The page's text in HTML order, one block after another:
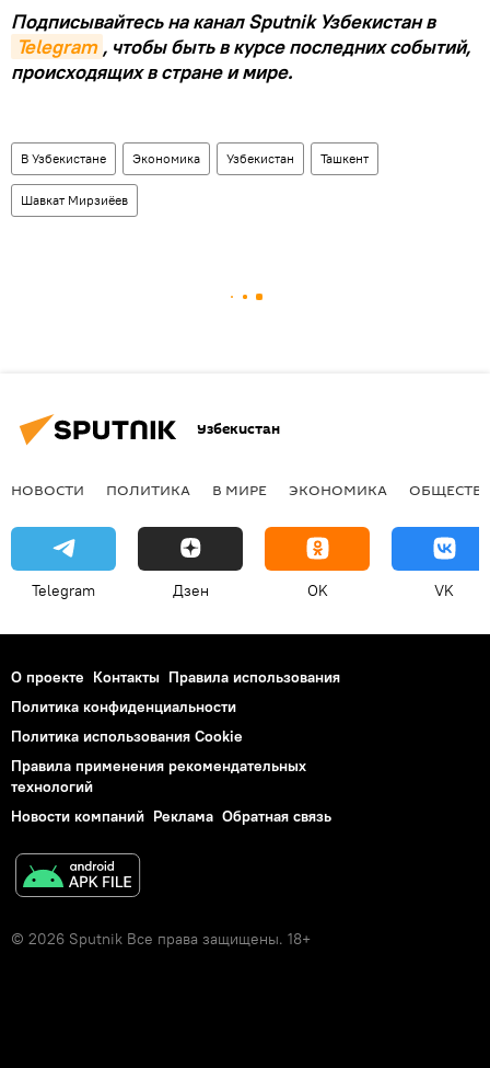
Подписывайтесь на канал Sputnik Узбекистан в
Telegram , чтобы быть в курсе последних событий,
происходящих в стране и мире.
В Узбекистане Экономика Узбекистан Ташкент
Шавкат Мирзиёев
Узбекистан
НОВОСТИ ПОЛИТИКА В МИРЕ ЭКОНОМИКА
Telegram Дзен OK VK
О проекте Контакты Правила использования
Политика конфиденциальности
Политика использования Cookie
Правила применения рекомендательных
технологий
Новости компаний Реклама Обратная связь
© 2026 Sputnik Все права защищены. 18+